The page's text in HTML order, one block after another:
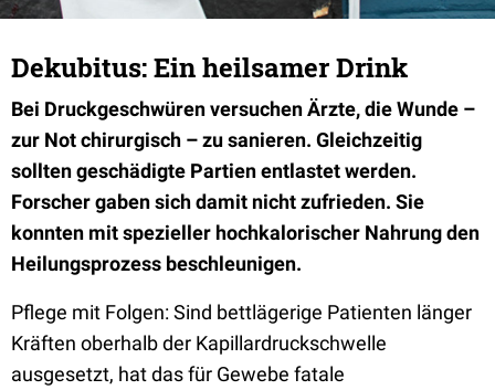
Dekubitus: Ein heilsamer Drink
Bei Druckgeschwüren versuchen Ärzte, die Wunde –
zur Not chirurgisch – zu sanieren. Gleichzeitig
sollten geschädigte Partien entlastet werden.
Forscher gaben sich damit nicht zufrieden. Sie
konnten mit spezieller hochkalorischer Nahrung den
Heilungsprozess beschleunigen.
Pflege mit Folgen: Sind bettlägerige Patienten länger
Kräften oberhalb der Kapillardruckschwelle
ausgesetzt, hat das für Gewebe fatale